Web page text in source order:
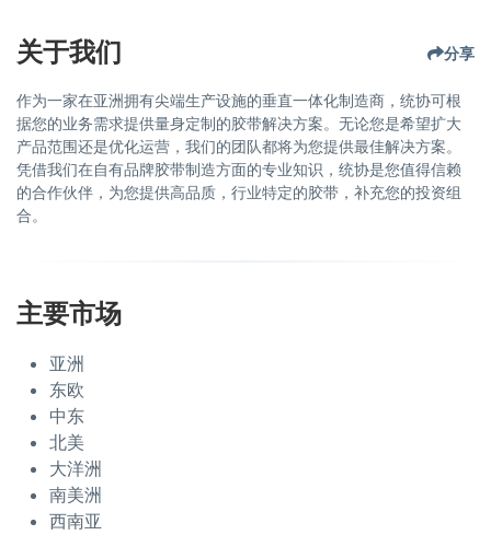
关于我们 分享
作为一家在亚洲拥有尖端生产设施的垂直一体化制造商，统协可根
据您的业务需求提供量身定制的胶带解决方案。无论您是希望扩大
产品范围还是优化运营，我们的团队都将为您提供最佳解决方案。
凭借我们在自有品牌胶带制造方面的专业知识，统协是您值得信赖
的合作伙伴，为您提供高品质，行业特定的胶带，补充您的投资组
合。
主要市场
亚洲
东欧
中东
北美
大洋洲
南美洲
西南亚